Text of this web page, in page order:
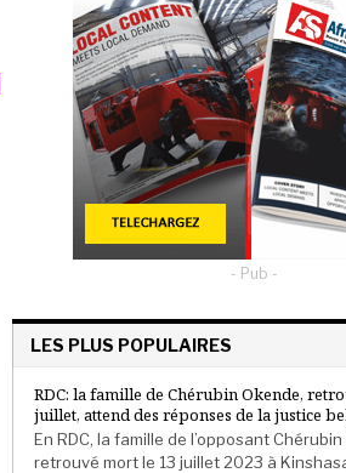
- Pub -
LES PLUS POPULAIRES
RDC: la famille de Chérubin Okende,
juillet, attend des réponses de la justice
En RDC, la famille de l’opposant
retrouvé mort le 13 juillet 2023 à